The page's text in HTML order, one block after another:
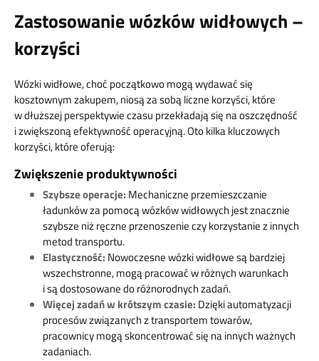
Zastosowanie wózków widłowych –
korzyści
Wózki widłowe, choć początkowo mogą wydawać się
kosztownym zakupem, niosą za sobą liczne korzyści, które
w dłuższej perspektywie czasu przekładają się na oszczędność
i zwiększoną efektywność operacyjną. Oto kilka kluczowych
korzyści, które oferują:
Zwiększenie produktywności
Szybsze operacje: Mechaniczne przemieszczanie
ładunków za pomocą wózków widłowych jest znacznie
szybsze niż ręczne przenoszenie czy korzystanie z innych
metod transportu.
Elastyczność: Nowoczesne wózki widłowe są bardziej
wszechstronne, mogą pracować w różnych warunkach
i są dostosowane do różnorodnych zadań.
Więcej zadań w krótszym czasie: Dzięki automatyzacji
procesów związanych z transportem towarów,
pracownicy mogą skoncentrować się na innych ważnych
zadaniach.